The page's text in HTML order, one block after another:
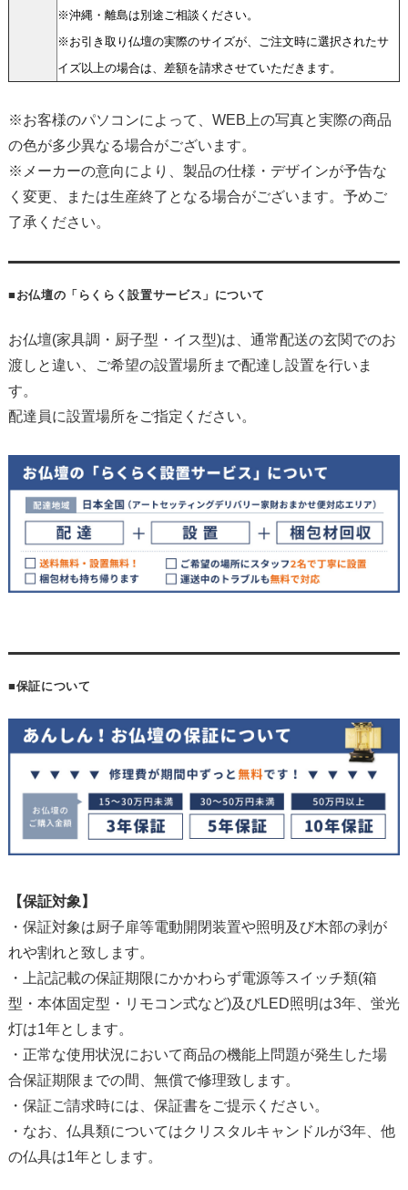
※沖縄・離島は別途ご相談ください。
※お引き取り仏壇の実際のサイズが、ご注文時に選択されたサ
イズ以上の場合は、差額を請求させていただきます。
※お客様のパソコンによって、WEB上の写真と実際の商品
の色が多少異なる場合がございます。
※メーカーの意向により、製品の仕様・デザインが予告な
く変更、または生産終了となる場合がございます。予めご
了承ください。
■お仏壇の「らくらく設置サービス」について
お仏壇(家具調・厨子型・イス型)は、通常配送の玄関でのお
渡しと違い、ご希望の設置場所まで配達し設置を行いま
す。
配達員に設置場所をご指定ください。
■保証について
【保証対象】
・保証対象は厨子扉等電動開閉装置や照明及び木部の剥が
れや割れと致します。
・上記記載の保証期限にかかわらず電源等スイッチ類(箱
型・本体固定型・リモコン式など)及びLED照明は3年、蛍光
灯は1年とします。
・正常な使用状況において商品の機能上問題が発生した場
合保証期限までの間、無償で修理致します。
・保証ご請求時には、保証書をご提示ください。
・なお、仏具類についてはクリスタルキャンドルが3年、他
の仏具は1年とします。